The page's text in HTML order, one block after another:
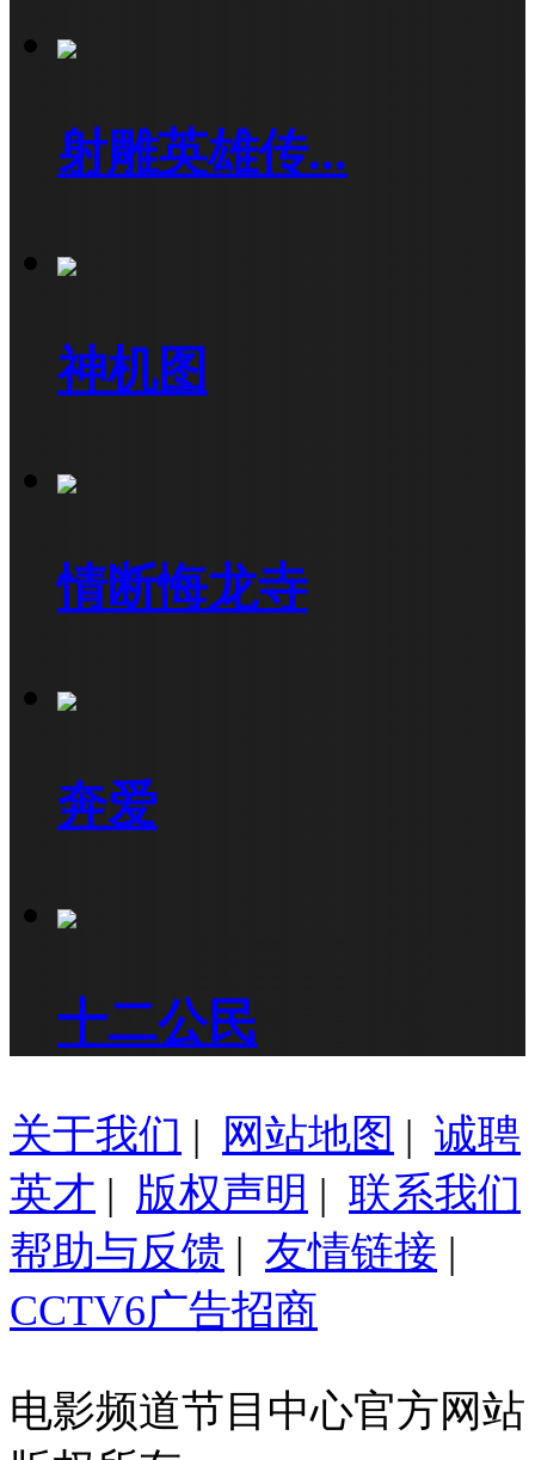
射雕英雄传...
神机图
情断悔龙寺
奔爱
十二公民
关于我们 | 网站地图 | 诚聘
英才 | 版权声明 | 联系我们
帮助与反馈 | 友情链接 |
CCTV6广告招商
电影频道节目中心官方网站